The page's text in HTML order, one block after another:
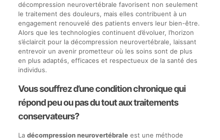
décompression neurovertébrale favorisent non seulement
le traitement des douleurs, mais elles contribuent à un
engagement renouvelé des patients envers leur bien-être.
Alors que les technologies continuent d’évoluer, l’horizon
s’éclaircit pour la décompression neurovertébrale, laissant
entrevoir un avenir prometteur où les soins sont de plus
en plus adaptés, efficaces et respectueux de la santé des
individus.
Vous souffrez d’une condition chronique qui
répond peu ou pas du tout aux traitements
conservateurs?
La décompression neurovertébraleest une méthode